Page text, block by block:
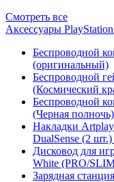
Смотреть все
Аксессуары
Беспроводной
(оригинальный)
Беспроводной
(Космический
Беспроводной
(Черная
Накладки
DualSense (2
Дисковод для
White (PRO/
Зарядная